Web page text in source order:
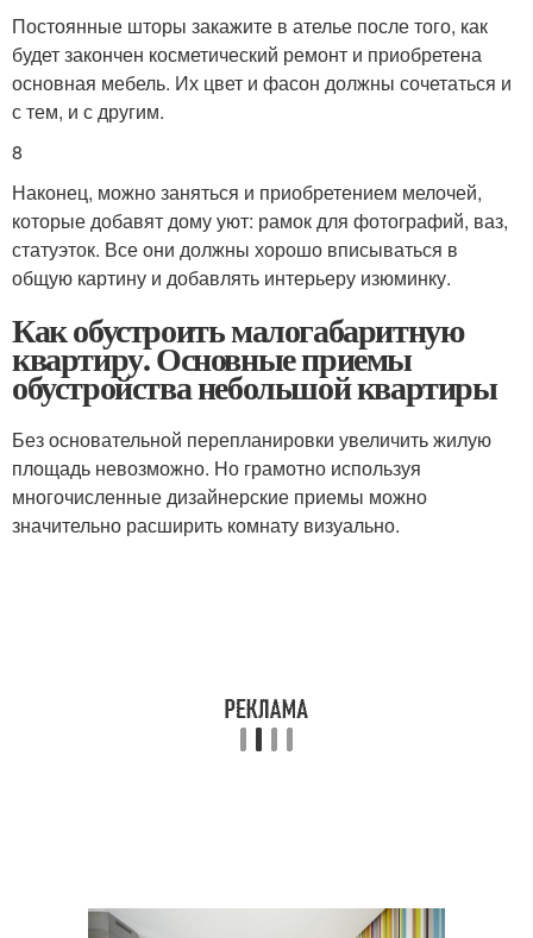
Постоянные шторы закажите в ателье после того, как
будет закончен косметический ремонт и приобретена
основная мебель. Их цвет и фасон должны сочетаться и
с тем, и с другим.
8
Наконец, можно заняться и приобретением мелочей,
которые добавят дому уют: рамок для фотографий, ваз,
статуэток. Все они должны хорошо вписываться в
общую картину и добавлять интерьеру изюминку.
Как обустроить малогабаритную
квартиру. Основные приемы
обустройства небольшой квартиры
Без основательной перепланировки увеличить жилую
площадь невозможно. Но грамотно используя
многочисленные дизайнерские приемы можно
значительно расширить комнату визуально.